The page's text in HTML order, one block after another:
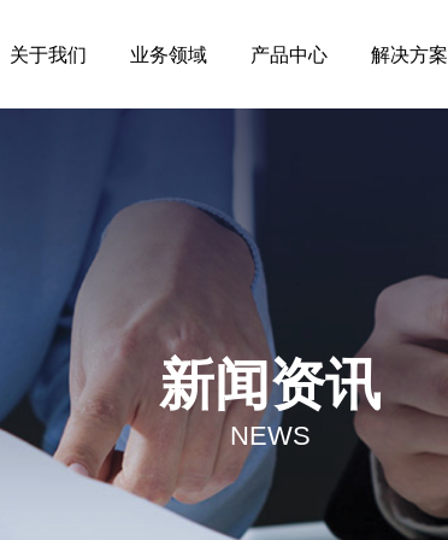
关于我们 业务领域 产品中心 解决方案
新闻资讯
NEWS